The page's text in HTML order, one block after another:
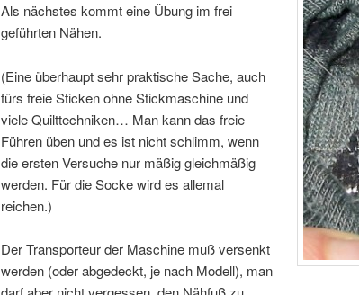
Als nächstes kommt eine Übung im frei
geführten Nähen.
(Eine überhaupt sehr praktische Sache, auch
fürs freie Sticken ohne Stickmaschine und
viele Quilttechniken… Man kann das freie
Führen üben und es ist nicht schlimm, wenn
die ersten Versuche nur mäßig gleichmäßig
werden. Für die Socke wird es allemal
reichen.)
Der Transporteur der Maschine muß versenkt
werden (oder abgedeckt, je nach Modell), man